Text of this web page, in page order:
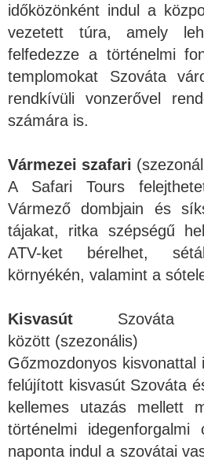
időközönként indul a
vezetett túra, amely
felfedezze a történelmi
templomokat Szováta
rendkívüli vonzerővel
számára is.
Vármezei szafari
A Safari Tours
Vármező dombjain és
tájakat, ritka szépségű
ATV-ket bérelhet,
környékén, valamint a
Kisvasút
között (szezonális)
Gőzmozdonyos
felújított kisvasút Szováta
kellemes utazás mellett
történelmi idegenforgalmi
naponta indul a szovátai